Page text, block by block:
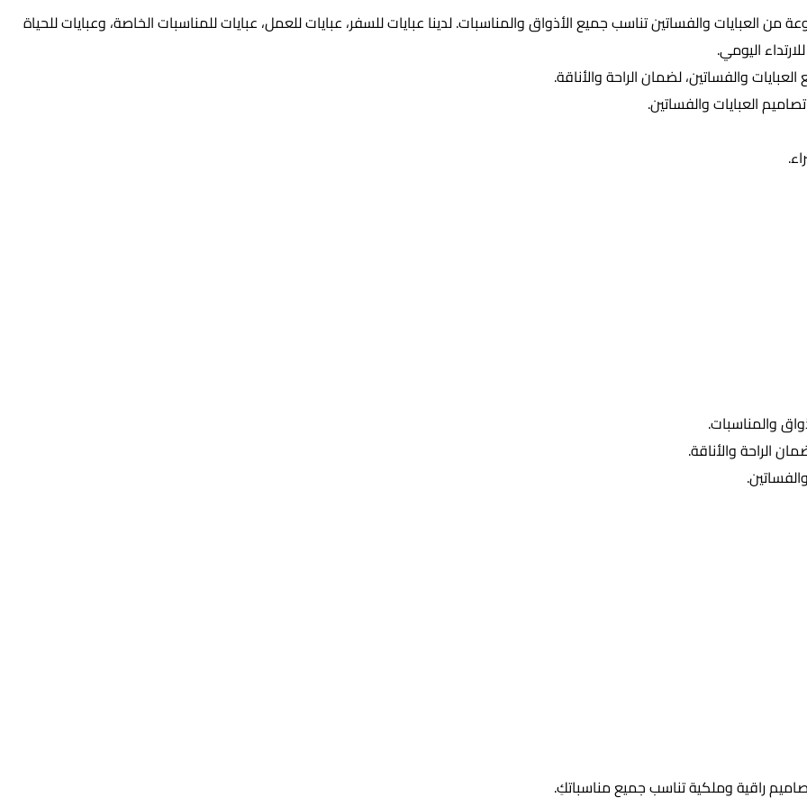
العبايات والفساتين تناسب جميع الأذواق والمناسبات. لدينا عبايات للسفر، عبايات للعمل، عبايات للمناسبات الخاصة، وعبايات للحياة
اليومي.
والفساتين، لضمان الراحة والأناقة.
العبايات والفساتين.
والمناسبات.
الراحة والأناقة.
راقية وملكية تناسب جميع مناسباتكِ.